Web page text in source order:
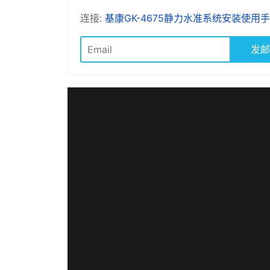
连接: 基康GK-4675静力水准系统安装使用
发